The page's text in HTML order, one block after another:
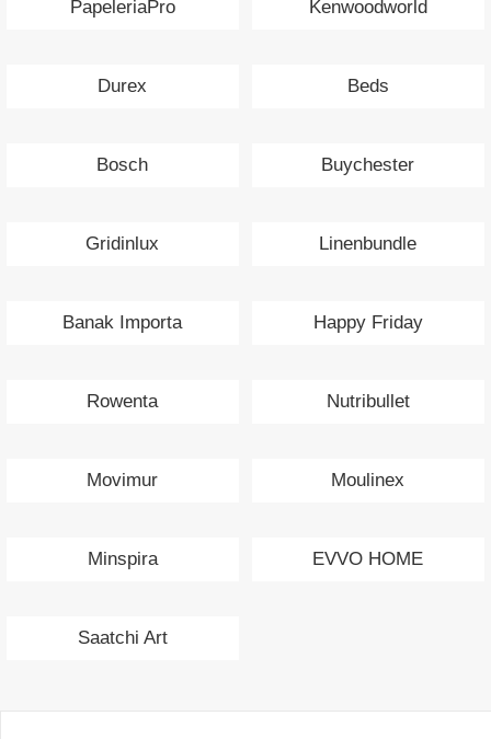
PapeleriaPro Kenwoodworld
Durex Beds
Bosch Buychester
Gridinlux Linenbundle
Banak Importa Happy Friday
Rowenta Nutribullet
Movimur Moulinex
Minspira EVVO HOME
Saatchi Art